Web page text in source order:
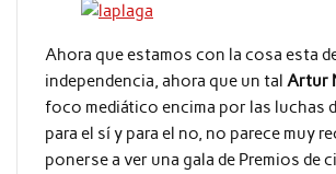
Ahora que estamos con la cosa esta
independencia, ahora que un tal Artur
foco mediático encima por las luchas
para el sí y para el no, no parece muy
ponerse a ver una gala de Premios de